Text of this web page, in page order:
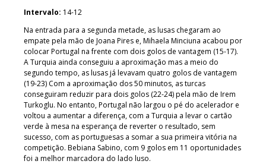
Intervalo: 14-12
Na entrada para a segunda metade, as lusas chegaram ao
empate pela mão de Joana Pires e, Mihaela Minciuna acabou por
colocar Portugal na frente com dois golos de vantagem (15-17).
A Turquia ainda conseguiu a aproximação mas a meio do
segundo tempo, as lusas já levavam quatro golos de vantagem
(19-23) Com a aproximação dos 50 minutos, as turcas
conseguiram reduzir para dois golos (22-24) pela mão de Irem
Turkoglu. No entanto, Portugal não largou o pé do acelerador e
voltou a aumentar a diferença, com a Turquia a levar o cartão
verde à mesa na esperança de reverter o resultado, sem
sucesso, com as portuguesas a somar a sua primeira vitória na
competição. Bebiana Sabino, com 9 golos em 11 oportunidades
foi a melhor marcadora do lado luso.